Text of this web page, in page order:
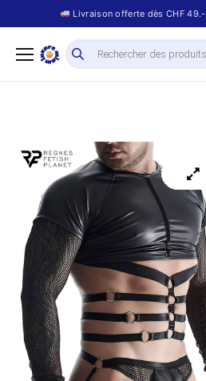
Livraison offerte dès CHF 49.-